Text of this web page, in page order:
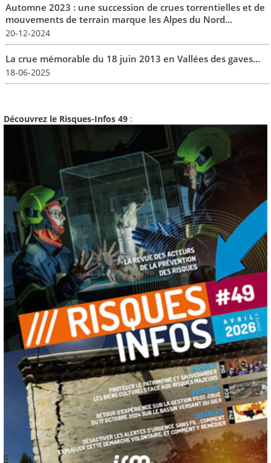
Automne 2023 : une succession de crues torrentielles et de
mouvements de terrain marque les Alpes du Nord...
20-12-2024
La crue mémorable du 18 juin 2013 en Vallées des gaves...
18-06-2025
Découvrez le Risques-Infos 49 :